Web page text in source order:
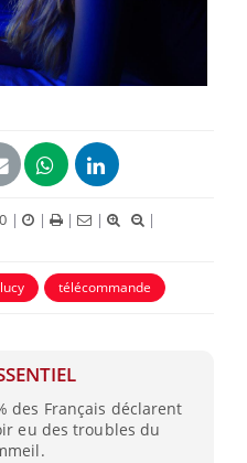
| | | |
|
lucy télécommande
des Français déclarent
eu des troubles du